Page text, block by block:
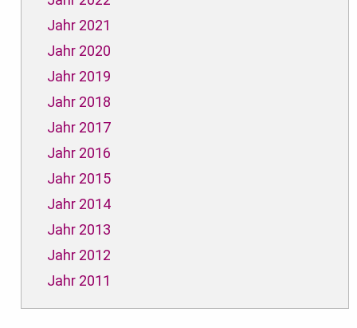
Jahr 2021
Jahr 2020
Jahr 2019
Jahr 2018
Jahr 2017
Jahr 2016
Jahr 2015
Jahr 2014
Jahr 2013
Jahr 2012
Jahr 2011